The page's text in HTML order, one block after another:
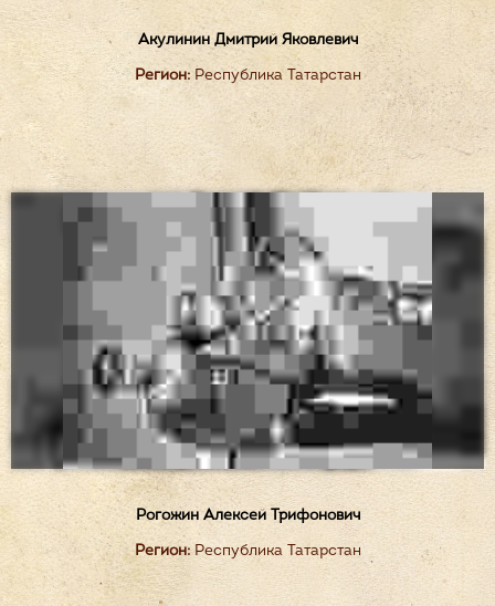
Акулинин Дмитрий Яковлевич
Регион:Республика Татарстан
Рогожин Алексей Трифонович
Регион:Республика Татарстан